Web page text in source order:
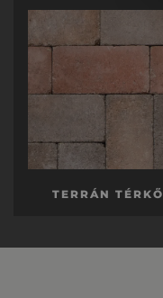
TERRÁN TÉRKŐ